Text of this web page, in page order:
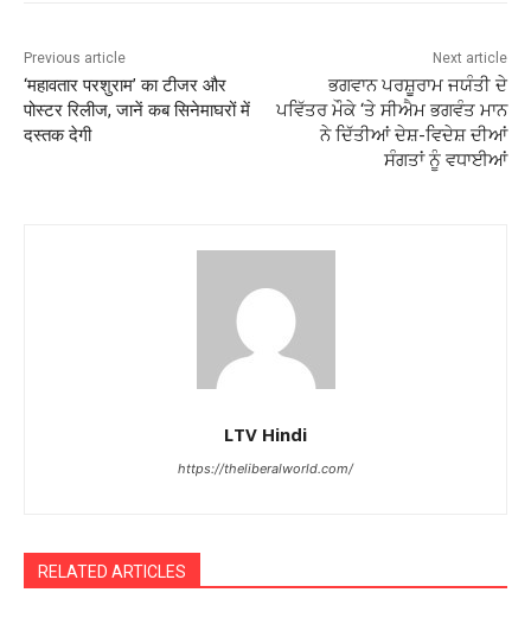
Previous article
‘महावतार परशुराम’ का टीजर और
पोस्टर रिलीज, जानें कब सिनेमाघरों में
दस्तक देगी
Next article
ਭਗਵਾਨ ਪਰਸ਼ੂਰਾਮ ਜਯੰਤੀ ਦੇ
ਪਵਿੱਤਰ ਮੌਕੇ ‘ਤੇ ਸੀਐਮ ਭਗਵੰਤ ਮਾਨ
ਨੇ ਦਿੱਤੀਆਂ ਦੇਸ਼-ਵਿਦੇਸ਼ ਦੀਆਂ
ਸੰਗਤਾਂ ਨੂੰ ਵਧਾਈਆਂ
LTV Hindi
https://theliberalworld.com/
RELATED ARTICLES